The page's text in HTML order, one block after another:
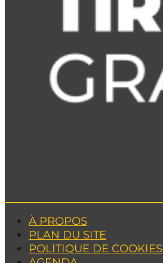
À PROPOS
PLAN DU SITE
POLITIQUE DE COOKIES